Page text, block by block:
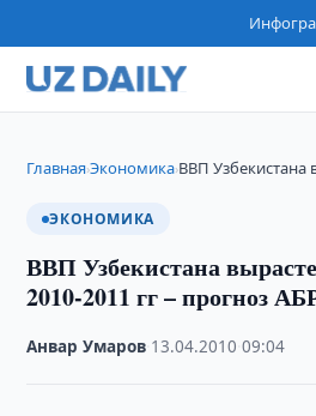
Главная›Экономика›ВВП Узбекистана
ЭКОНОМИКА
ВВП Узбекистана
2010-2011 гг – прогноз
Анвар Умаров 13.04.2010 ·09:04